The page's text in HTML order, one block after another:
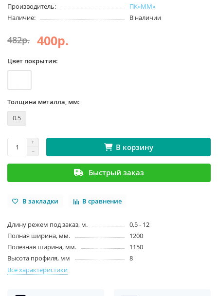
Производитель:
ПК«ММ»
Наличие:
В наличии
482р. 400р.
Цвет покрытия:
Толщина металла, мм:
0.5
В корзину
Быстрый заказ
В закладки В сравнение
Длину режем под заказ, м.
0,5 - 12
Полная ширина, мм.
1200
Полезная ширина, мм.
1150
Высота профиля, мм
8
Все характеристики